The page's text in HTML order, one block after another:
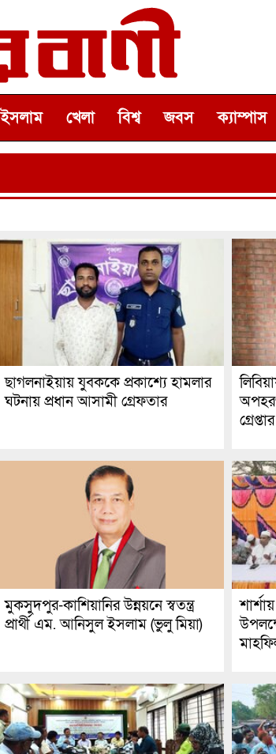
ইসলাম খেলা বিশ্ব জবস ক্যাম্পাস
ছাগলনাইয়ায় যুবককে প্রকাশ্যে হামলার
ঘটনায় প্রধান আসামী গ্রেফতার
গ্রেপ্তার
মুকসুদপুর-কাশিয়ানির উন্নয়নে স্বতন্ত্র
প্রার্থী এম. আনিসুল ইসলাম (ভুলু মিয়া)